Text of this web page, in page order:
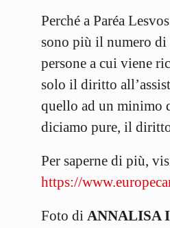
Perché a Paréa
sono più il numero di
persone a cui viene
solo il diritto
quello ad un minimo
diciamo pure, il
Per saperne di più,
https://
Foto di ANNALISA